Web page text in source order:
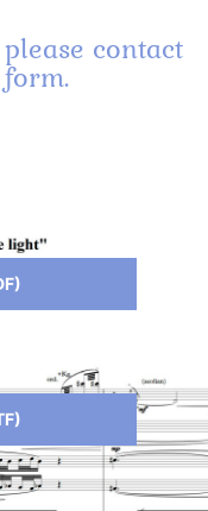
contact